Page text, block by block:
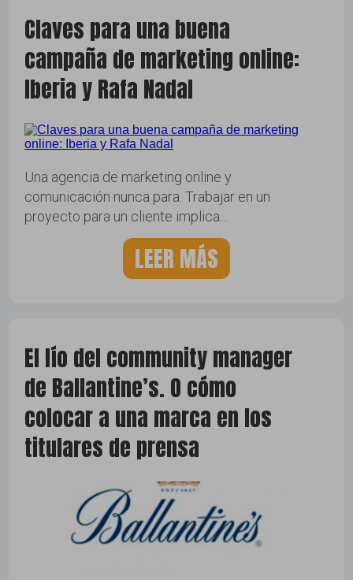
Claves para una buena
campaña de marketing online:
Iberia y Rafa Nadal
Una agencia de marketing online y
comunicación nunca para. Trabajar en un
proyecto para un cliente implica…
LEER MÁS
El lío del community manager
de Ballantine’s. O cómo
colocar a una marca en los
titulares de prensa